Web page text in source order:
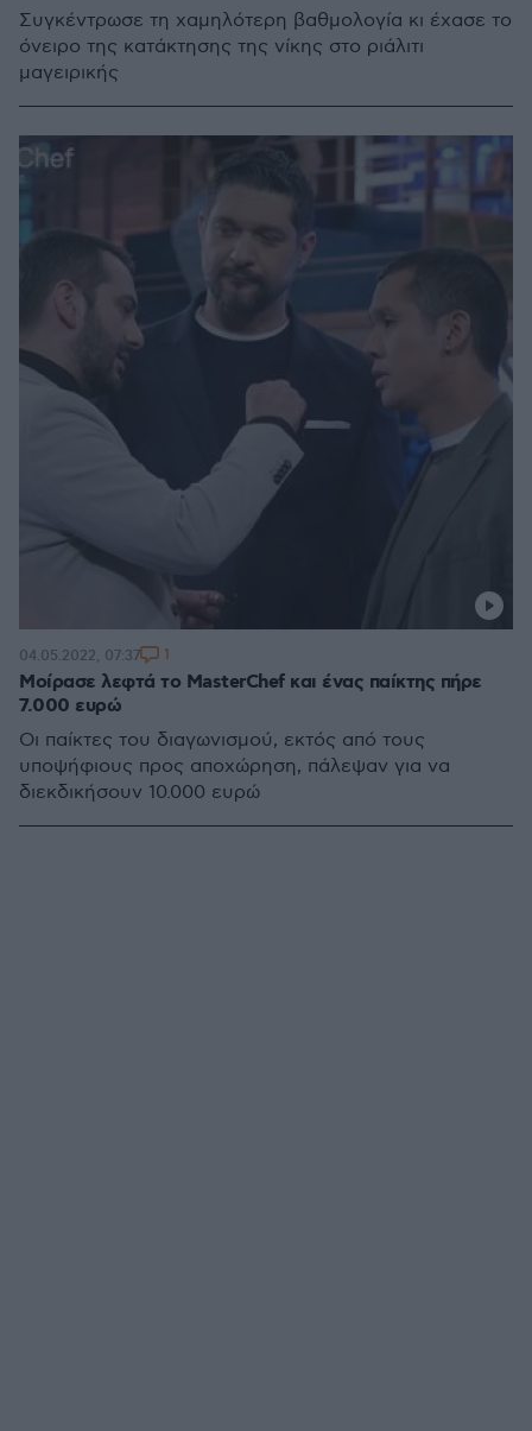
Συγκέντρωσε τη χαμηλότερη βαθμολογία κι έχασε το
όνειρο της κατάκτησης της νίκης στο ριάλιτι
μαγειρικής
Μοίρασε λεφτά το MasterChef και ένας παίκτης πήρε
7.000 ευρώ
Οι παίκτες του διαγωνισμού, εκτός από τους
υποψήφιους προς αποχώρηση, πάλεψαν για να
διεκδικήσουν 10.000 ευρώ
04.05.2022, 07:37 1